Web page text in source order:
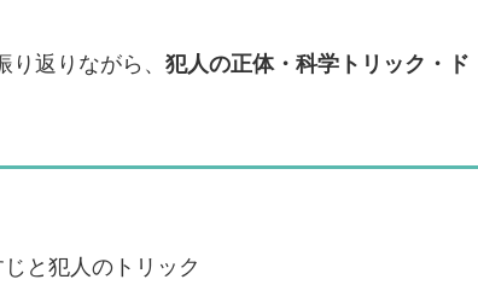
り返りながら、 犯人の正体・科学トリック・ド
と犯人のトリック